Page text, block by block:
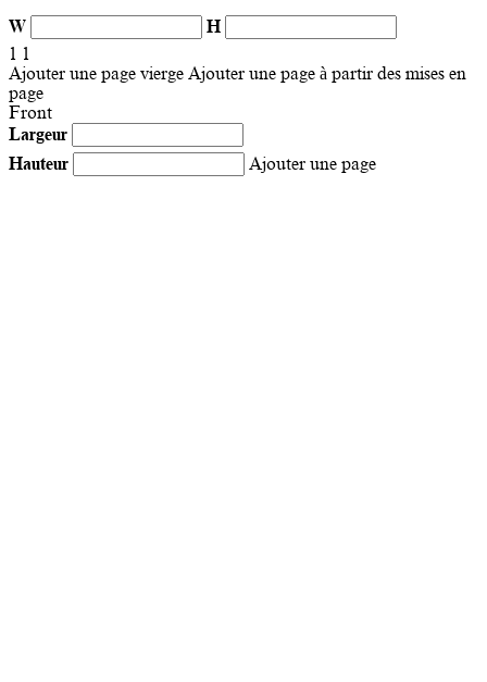
W
H
1 1
Ajouter une page vierge Ajouter une page à partir des mises en
page
Front
Largeur
Hauteur
Ajouter une page